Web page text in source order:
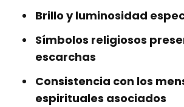
Brillo y luminosidad
Símbolos religiosos
escarchas
Consistencia con los
espirituales asociados